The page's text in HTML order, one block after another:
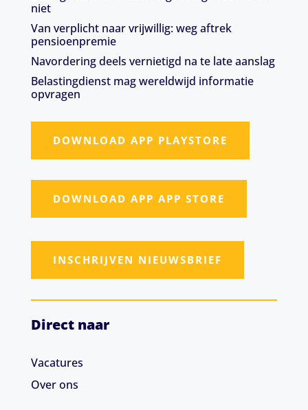
niet
Van verplicht naar vrijwillig: weg aftrek
pensioenpremie
Navordering deels vernietigd na te late aanslag
Belastingdienst mag wereldwijd informatie
opvragen
DOWNLOAD APP PLAYSTORE
DOWNLOAD APP APP STORE
INSCHRIJVEN NIEUWSBRIEF
Direct naar
Vacatures
Over ons